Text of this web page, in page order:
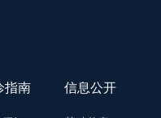
指南 信息公开